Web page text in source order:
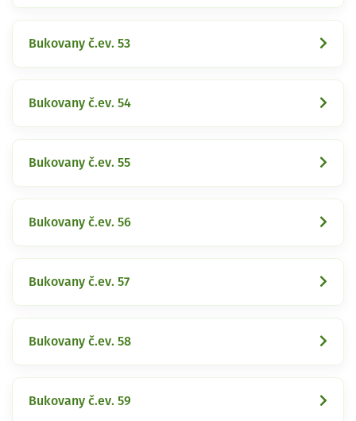
Bukovany č.ev. 53
Bukovany č.ev. 54
Bukovany č.ev. 55
Bukovany č.ev. 56
Bukovany č.ev. 57
Bukovany č.ev. 58
Bukovany č.ev. 59